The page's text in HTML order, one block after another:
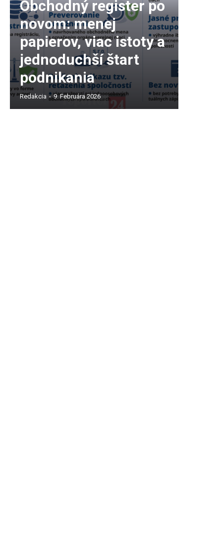
Obchodný register po
novom: menej
papierov, viac istoty a
jednoduchší štart
podnikania
Redakcia - 9. Februára 2026